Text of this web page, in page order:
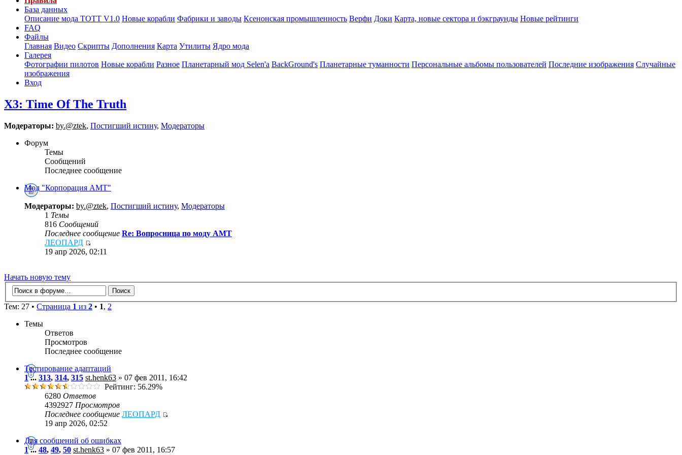
База данных
Описание мода ТОТТ V1.0 Новые корабли Фабрики и заводы Ксенонская промышленность Верфи Доки Карта, новые сектора и бэкграунды Новые рейтинги
FAQ
Файлы
Главная Видео Скрипты Дополнения Карта Утилиты Ядро мода
Галерея
Фотографии пилотов Новые корабли Разное Планетарный мод Selen'a BackGround's Планетарные туманности Персональные альбомы пользователей Последние изображения Случайные
изображения
Вход
X3: Time Of The Truth
Модераторы: by.@ztek, Постигший истину, Модераторы
Форум
Темы
Сообщений
Последнее сообщение
Мод "Корпорация АМТ"
Модераторы: by.@ztek, Постигший истину, Модераторы
1 Темы
816 Сообщений
Последнее сообщение Re: Вопросница по моду АМТ
ЛЕОПАРД
19 апр 2026, 02:11
Начать новую тему
Тем: 27 • Страница 1 из 2 • 1, 2
Темы
Ответов
Просмотров
Последнее сообщение
Тестирование адаптаций
1... 313, 314, 315 st.henk63 » 07 фев 2011, 16:42
Рейтинг: 56.29%
6280 Ответов
4392927 Просмотров
Последнее сообщение ЛЕОПАРД
19 апр 2026, 02:52
Для сообщений об ошибках
1... 48, 49, 50 st.henk63 » 07 фев 2011, 16:57